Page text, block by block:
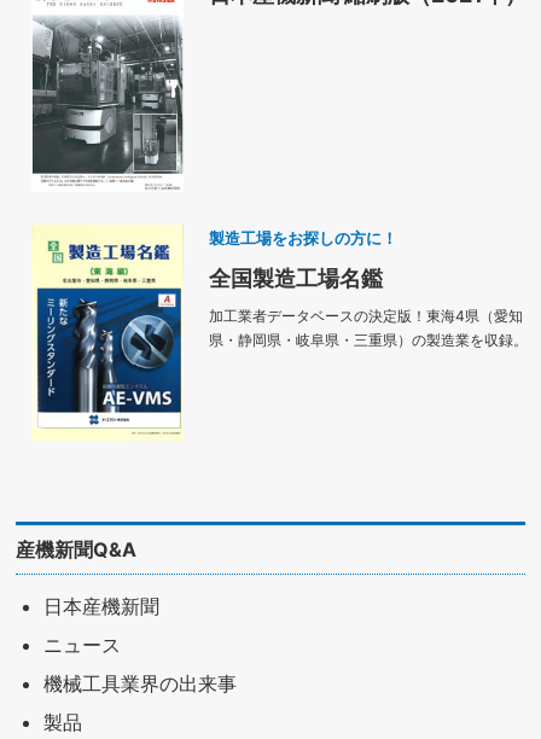
製造工場をお探しの方に！
全国製造工場名鑑
加工業者データベースの決定版！東海4県（愛知
県・静岡県・岐阜県・三重県）の製造業を収録。
産機新聞Q&A
日本産機新聞
ニュース
機械工具業界の出来事
製品